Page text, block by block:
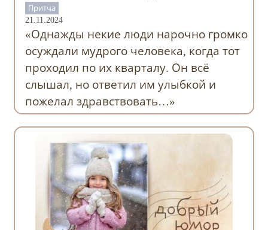
Притча
21.11.2024
«Однажды некие люди нарочно громко
осуждали мудрого человека, когда тот
проходил по их кварталу. Он всё
слышал, но ответил им улыбкой и
пожелал здравствовать…»